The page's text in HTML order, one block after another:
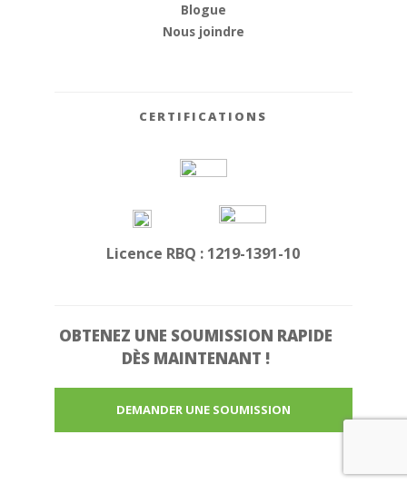
Blogue
Nous joindre
CERTIFICATIONS
Licence RBQ : 1219-1391-10
OBTENEZ UNE SOUMISSION RAPIDE
DÈS MAINTENANT !
DEMANDER UNE SOUMISSION